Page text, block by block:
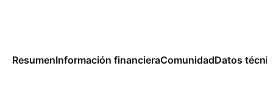
ResumenInformación financieraComunidadDatos